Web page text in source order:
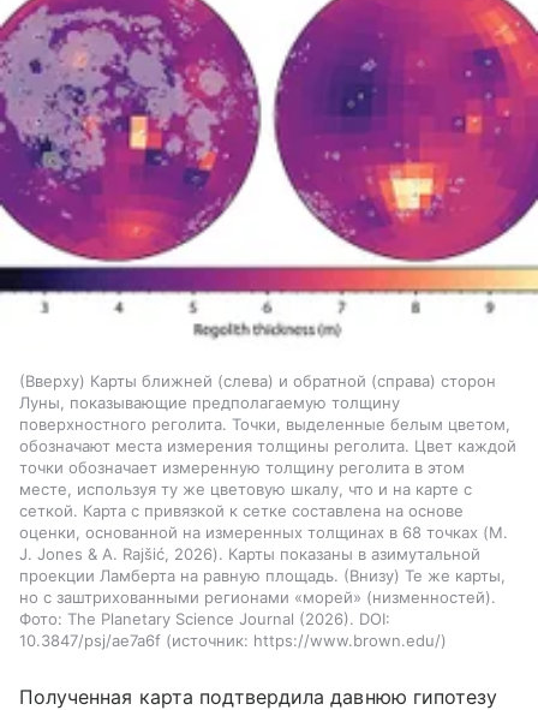
(Вверху) Карты ближней (слева) и обратной (справа) сторон
Луны, показывающие предполагаемую толщину
поверхностного реголита. Точки, выделенные белым цветом,
обозначают места измерения толщины реголита. Цвет каждой
точки обозначает измеренную толщину реголита в этом
месте, используя ту же цветовую шкалу, что и на карте с
сеткой. Карта с привязкой к сетке составлена на основе
оценки, основанной на измеренных толщинах в 68 точках (M.
J. Jones & A. Rajšić, 2026). Карты показаны в азимутальной
проекции Ламберта на равную площадь. (Внизу) Те же карты,
но с заштрихованными регионами «морей» (низменностей).
Фото: The Planetary Science Journal (2026). DOI:
10.3847/psj/ae7a6f
источник: https://www.brown.edu/
Полученная карта подтвердила давнюю гипотезу